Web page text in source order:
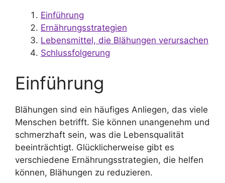
Einführung
Ernährungsstrategien
Lebensmittel, die Blähungen verursachen
Schlussfolgerung
Einführung
Blähungen sind ein häufiges Anliegen, das viele
Menschen betrifft. Sie können unangenehm und
schmerzhaft sein, was die Lebensqualität
beeinträchtigt. Glücklicherweise gibt es
verschiedene Ernährungsstrategien, die helfen
können, Blähungen zu reduzieren.